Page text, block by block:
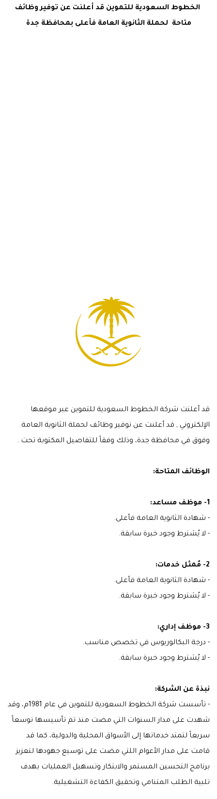
الخطوط السعودية للتموين قد أعلنت عن توفير وظائف
متاحة لحملة الثانوية العامة فأعلى بمحافظة جدة
قد أعلنت شركة الخطوط السعودية للتموين عبر موقعها
الإلكتروني , قد أعلنت عن توفير وظائف لحملة الثانوية العامة
وفوق في محافظة جدة، وذلك وفقاً للتفاصيل المكتوبة تحت .
الوظائف المتاحة:
1- موظف مساعد:
- شهادة الثانوية العامة فأعلى.
- لا يُشترط وجود خبرة سابقة.
2- مُمثل خدمات:
- شهادة الثانوية العامة فأعلى.
- لا يُشترط وجود خبرة سابقة.
3- موظف إداري:
- درجة البكالوريوس في تخصص مناسب.
- لا يُشترط وجود خبرة سابقة.
نبذة عن الشركة:
- تأسست شركة الخطوط السعودية للتموين في عام 1981م، وقد
شهدت على مدار السنوات التي مضت منذ تم تأسيسها توسعاً
سريعاً لتمتد خدماتها إلى الأسواق المحلية والدولية، كما قد
قامت على مدار الأعوام اللتي مضت على توسيع جهودها لتعزيز
برنامج التحسين المستمر والابتكار وتسهيل العمليات بهدف
تلبية الطلب المتنامي وتحقيق الكفاءة التشغيلية.